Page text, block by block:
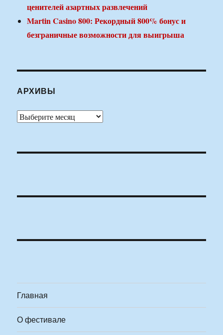
ценителей азартных развлечений
Martin Casino 800: Рекордный 800% бонус и
безграничные возможности для выигрыша
АРХИВЫ
Архивы
Главная
О фестивале